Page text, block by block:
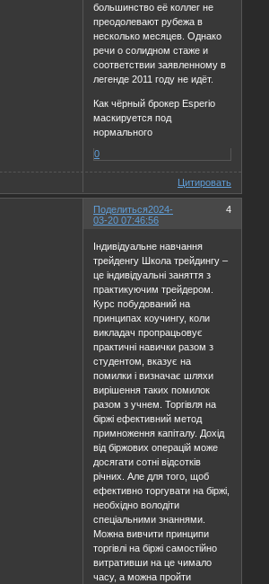
большинство её коллег не
преодолевают рубежа в
несколько месяцев. Однако
речи о солидном стаже и
соответствии заявленному в
легенде 2011 году не идёт.
Как чёрный брокер Esperio
маскируется под
нормального
0
Цитировать
Поделиться 4
2024-
03-20 07:46:56
Індивідуальне навчання
трейденгу Школа трейдингу –
це індивідуальні заняття з
практикуючим трейдером.
Курс побудований на
принципах коучингу, коли
викладач пропрацьовує
практичні навички разом з
студентом, вказує на
помилки і визначає шляхи
вирішення таких помилок
разом з учнем. Торгівля на
біржі ефективний метод
примноження капіталу. Дохід
від біржових операцій може
досягати сотні відсотків
річних. Але для того, щоб
ефективно торгувати на біржі,
необхідно володіти
спеціальними знаннями.
Можна вивчити принципи
торгівлі на біржі самостійно
витративши на це чимало
часу, а можна пройти